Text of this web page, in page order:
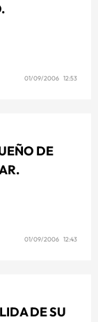
01/09/2006 12:53
DE
01/09/2006 12:43
DE SU